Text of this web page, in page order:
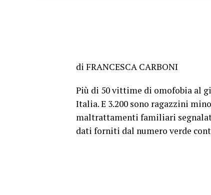
di FRANCESCA CARBONI
Più di 50 vittime di omofobia al
Italia. E 3.200 sono ragazzini
maltrattamenti familiari
dati forniti dal numero verde